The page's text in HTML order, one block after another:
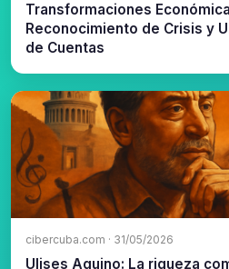
Transformaciones
Reconocimiento de Crisis y
de Cuentas
cibercuba.com · 31/05/2026
Ulises Aquino: La riqueza